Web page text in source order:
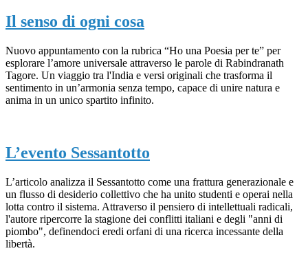
Il senso di ogni cosa
Nuovo appuntamento con la rubrica “Ho una Poesia per te” per
esplorare l’amore universale attraverso le parole di Rabindranath
Tagore. Un viaggio tra l'India e versi originali che trasforma il
sentimento in un’armonia senza tempo, capace di unire natura e
anima in un unico spartito infinito.
L’evento Sessantotto
L’articolo analizza il Sessantotto come una frattura generazionale e
un flusso di desiderio collettivo che ha unito studenti e operai nella
lotta contro il sistema. Attraverso il pensiero di intellettuali radicali,
l'autore ripercorre la stagione dei conflitti italiani e degli "anni di
piombo", definendoci eredi orfani di una ricerca incessante della
libertà.